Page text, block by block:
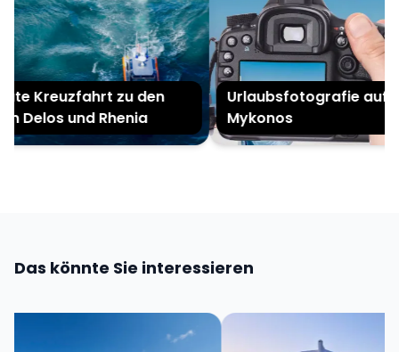
Kreuzfahrt zu den
Delos und Rhenia
Urlaubsfotografie auf
Mykonos
Das könnte Sie interessieren